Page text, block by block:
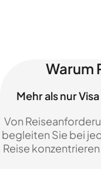
Warum
Mehr als nur
Von
begleiten Sie bei
Reise